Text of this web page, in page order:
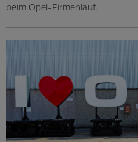
beim Opel-Firmenlauf.